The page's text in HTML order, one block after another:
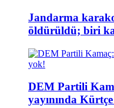
Jandarma
öldürüldü; biri
DEM Partili
yayınında